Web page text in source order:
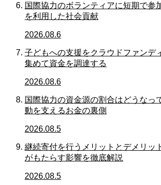
国際協力のボランティアに短期で参
を利用した社会貢献
2026.08.6
子どもへの支援をクラウドファンデ
集めて資金を調達する
2026.08.6
国際協力の資金源の割合はどうなっ
動を支えるお金の裏側
2026.08.5
継続寄付を行うメリットとデメリッ
がもたらす影響を徹底解説
2026.08.5